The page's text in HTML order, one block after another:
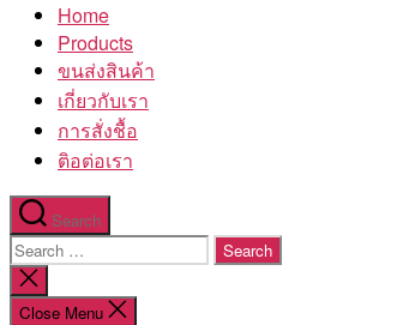
Home
Products
ขนส่งสินค้า
เกี่ยวกับเรา
การสั่งชื้อ
ติอต่อเรา
Search
Search
for:
Close
search
Close Menu